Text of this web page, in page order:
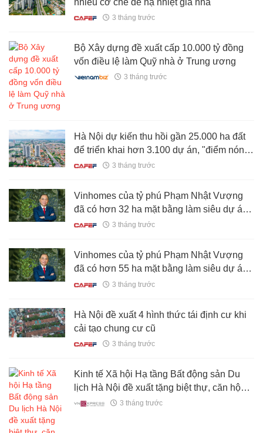
3 tháng trước
Bộ Xây dựng đề xuất cấp 10.000 tỷ đồng
vốn điều lệ làm Quỹ nhà ở Trung ương
3 tháng trước
Hà Nội dự kiến thu hồi gần 25.000 ha đất
để triển khai hơn 3.100 dự án, "điểm nóng"
nằm ở khu vực nào?
3 tháng trước
Vinhomes của tỷ phú Phạm Nhật Vượng
đã có hơn 32 ha mặt bằng làm siêu dự án
gần 1 tỷ USD, lớn nhất từ trước tới nay tại
3 tháng trước
Vinhomes của tỷ phú Phạm Nhật Vượng
đã có hơn 55 ha mặt bằng làm siêu dự án
gần 1 tỷ USD, lớn nhất từ trước tới nay tại
3 tháng trước
Hà Nội đề xuất 4 hình thức tái định cư khi
cải tạo chung cư cũ
3 tháng trước
Kinh tế Xã hội Hạ tầng Bất động sản Du
lịch Hà Nội đề xuất tặng biệt thự, căn hộ
cho nhân lực chất lượng cao
3 tháng trước